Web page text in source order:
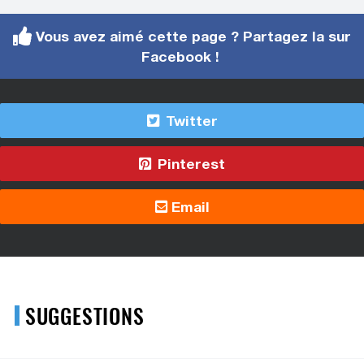
Vous avez aimé cette page ? Partagez la sur
Facebook !
Twitter
Pinterest
Email
SUGGESTIONS